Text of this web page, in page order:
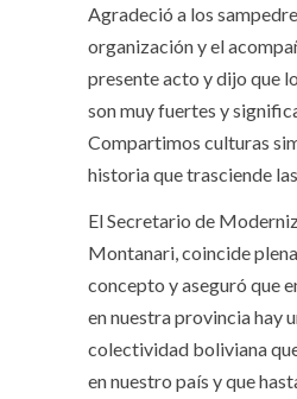
Agradeció a los
organización y el
presente acto y dijo que
son muy fuertes y
Compartimos culturas
historia que trasciende
El Secretario de
Montanari, coincide
concepto y aseguró que
en nuestra provincia hay
colectividad boliviana
en nuestro país y que